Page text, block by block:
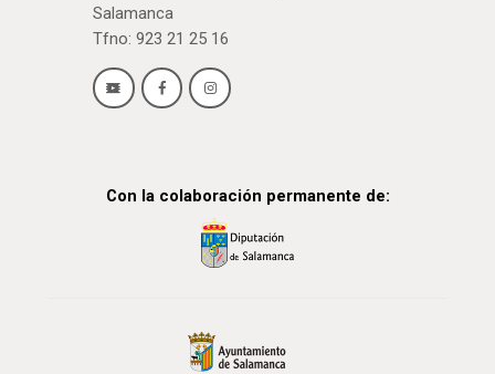
Salamanca
Tfno: 923 21 25 16
Con la colaboración permanente de: